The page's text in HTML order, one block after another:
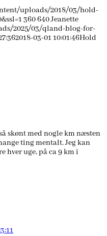
uploads/2018/03/hold-
360640Jeanette
2025/03/qland-blog-for-
2018-03-01 10:01:46Hold
skønt med nogle km næsten
ting mentalt. Jeg kan
hver uge, på ca 9 km i